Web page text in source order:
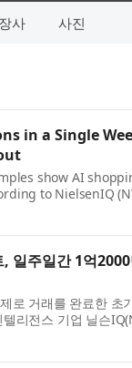
사 사진
in a Single
show AI
to NielsenIQ
report The
일주일간 1억
로 거래를 완료한 초
리전스 기업 닐슨
(The Commerce